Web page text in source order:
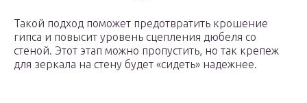
Такой подход поможет предотвратить крошение
гипса и повысит уровень сцепления дюбеля со
стеной. Этот этап можно пропустить, но так крепеж
для зеркала на стену будет «сидеть» надежнее.